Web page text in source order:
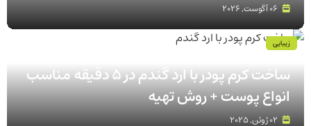
06 آگوست, 2026
ساخت کرم پودر با ارد گندم در ۵ دقیقه مناسب
انواع پوست‌ + روش تهیه
02 ژوئن, 2025
زیبایی